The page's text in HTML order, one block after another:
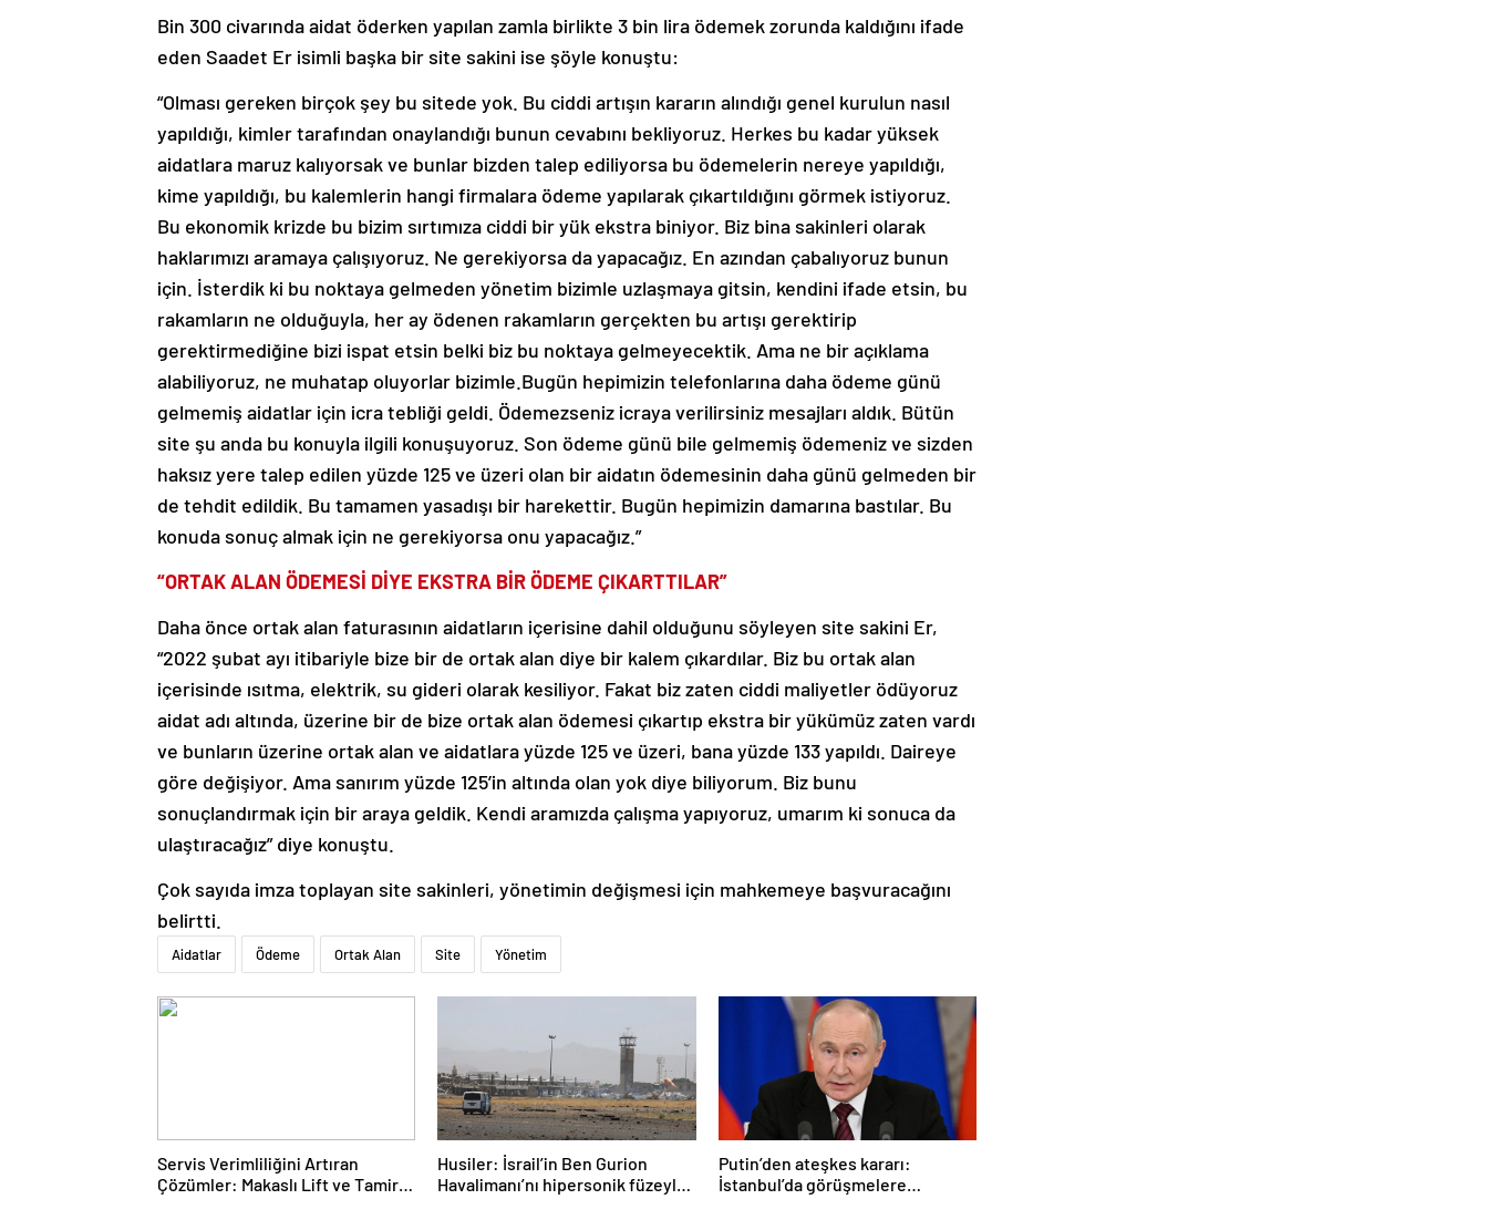
Bin 300 civarında aidat öderken yapılan zamla birlikte 3 bin lira ödemek zorunda kaldığını ifade
eden Saadet Er isimli başka bir site sakini ise şöyle konuştu:
“Olması gereken birçok şey bu sitede yok. Bu ciddi artışın kararın alındığı genel kurulun nasıl
yapıldığı, kimler tarafından onaylandığı bunun cevabını bekliyoruz. Herkes bu kadar yüksek
aidatlara maruz kalıyorsak ve bunlar bizden talep ediliyorsa bu ödemelerin nereye yapıldığı,
kime yapıldığı, bu kalemlerin hangi firmalara ödeme yapılarak çıkartıldığını görmek istiyoruz.
Bu ekonomik krizde bu bizim sırtımıza ciddi bir yük ekstra biniyor. Biz bina sakinleri olarak
haklarımızı aramaya çalışıyoruz. Ne gerekiyorsa da yapacağız. En azından çabalıyoruz bunun
için. İsterdik ki bu noktaya gelmeden yönetim bizimle uzlaşmaya gitsin, kendini ifade etsin, bu
rakamların ne olduğuyla, her ay ödenen rakamların gerçekten bu artışı gerektirip
gerektirmediğine bizi ispat etsin belki biz bu noktaya gelmeyecektik. Ama ne bir açıklama
alabiliyoruz, ne muhatap oluyorlar bizimle.Bugün hepimizin telefonlarına daha ödeme günü
gelmemiş aidatlar için icra tebliği geldi. Ödemezseniz icraya verilirsiniz mesajları aldık. Bütün
site şu anda bu konuyla ilgili konuşuyoruz. Son ödeme günü bile gelmemiş ödemeniz ve sizden
haksız yere talep edilen yüzde 125 ve üzeri olan bir aidatın ödemesinin daha günü gelmeden bir
de tehdit edildik. Bu tamamen yasadışı bir harekettir. Bugün hepimizin damarına bastılar. Bu
konuda sonuç almak için ne gerekiyorsa onu yapacağız.”
“ORTAK ALAN ÖDEMESİ DİYE EKSTRA BİR ÖDEME ÇIKARTTILAR”
Daha önce ortak alan faturasının aidatların içerisine dahil olduğunu söyleyen site sakini Er,
“2022 şubat ayı itibariyle bize bir de ortak alan diye bir kalem çıkardılar. Biz bu ortak alan
içerisinde ısıtma, elektrik, su gideri olarak kesiliyor. Fakat biz zaten ciddi maliyetler ödüyoruz
aidat adı altında, üzerine bir de bize ortak alan ödemesi çıkartıp ekstra bir yükümüz zaten vardı
ve bunların üzerine ortak alan ve aidatlara yüzde 125 ve üzeri, bana yüzde 133 yapıldı. Daireye
göre değişiyor. Ama sanırım yüzde 125’in altında olan yok diye biliyorum. Biz bunu
sonuçlandırmak için bir araya geldik. Kendi aramızda çalışma yapıyoruz, umarım ki sonuca da
ulaştıracağız” diye konuştu.
Çok sayıda imza toplayan site sakinleri, yönetimin değişmesi için mahkemeye başvuracağını
belirtti.
Aidatlar Ödeme Ortak Alan Site Yönetim
Servis Verimliliğini Artıran
Çözümler: Makaslı Lift ve Tamirci
Husiler: İsrail’in Ben Gurion
Havalimanı’nı hipersonik füzeyle
Putin’den ateşkes kararı:
İstanbul’da görüşmelere